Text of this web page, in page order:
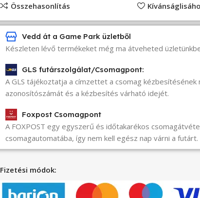
Összehasonlítás
Vedd át a Game Park üzletből
Készleten lévő termékeket még ma átveheted
GLS futárszolgálat/Csomagpont:
A GLS tájékoztatja a címzettet a csomag
azonosítószámát és a kézbesítés várható idejét.
Foxpost Csomagpont
A FOXPOST egy egyszerű és időtakarékos
csomagautomatába, így nem kell egész nap várni a futárt.
Fizetési módok: